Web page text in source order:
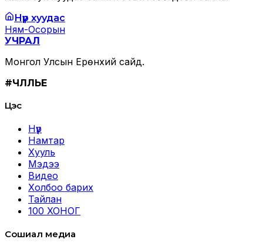
Нүүр хуудас
Ням-Осорын
УЧРАЛ
Монгол Улсын Ерөнхий сайд.
#ЧӨЛӨӨЛЬЕ
Цэс
Нүүр
Намтар
Хууль
Мэдээ
Видео
Холбоо барих
Тайлан
100 ХОНОГ
Сошиал медиа